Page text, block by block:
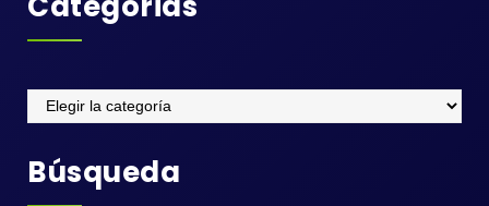
Categorias
Búsqueda